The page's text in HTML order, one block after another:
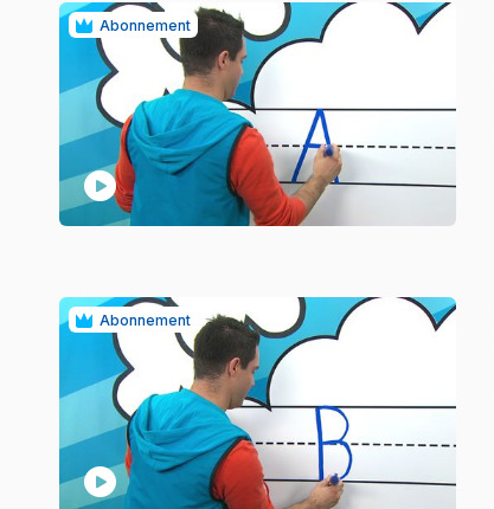
Abonnement
play_circle
Abonnement
play_circle